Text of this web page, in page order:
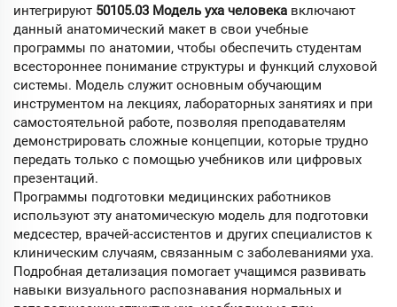
интегрируют 50105.03 Модель уха человека включают
данный анатомический макет в свои учебные
программы по анатомии, чтобы обеспечить студентам
всестороннее понимание структуры и функций слуховой
системы. Модель служит основным обучающим
инструментом на лекциях, лабораторных занятиях и при
самостоятельной работе, позволяя преподавателям
демонстрировать сложные концепции, которые трудно
передать только с помощью учебников или цифровых
презентаций.
Программы подготовки медицинских работников
используют эту анатомическую модель для подготовки
медсестер, врачей-ассистентов и других специалистов к
клиническим случаям, связанным с заболеваниями уха.
Подробная детализация помогает учащимся развивать
навыки визуального распознавания нормальных и